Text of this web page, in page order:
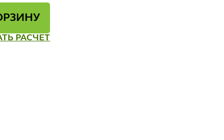
РАСЧЕТ